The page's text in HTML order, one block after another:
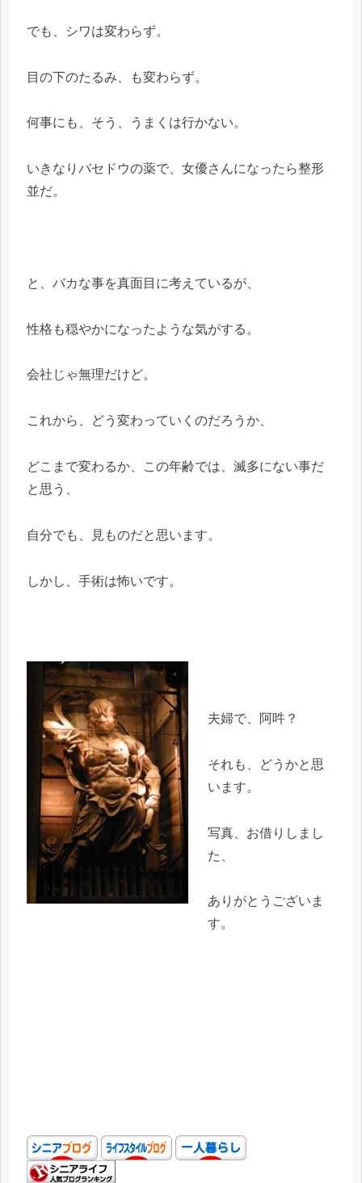
でも、シワは変わらず。
目の下のたるみ、も変わらず。
何事にも、そう、うまくは行かない。
いきなりバセドウの薬で、女優さんになったら整形
並だ。
と、バカな事を真面目に考えているが、
性格も穏やかになったような気がする。
会社じゃ無理だけど。
これから、どう変わっていくのだろうか、
どこまで変わるか、この年齢では、滅多にない事だ
と思う、
自分でも、見ものだと思います。
しかし、手術は怖いです。
夫婦で、阿吽？
それも、どうかと思
います。
写真、お借りしまし
た、
ありがとうございま
す。